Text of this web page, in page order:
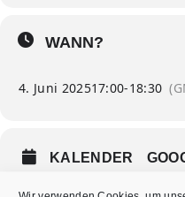
4. Juni 2025 // 17 Uhr
GPLB-Teamleiter der ÖGK
in der Kanzlei Raml und
und wertvolle Praxistipps zu
WANN?
4. Juni 202517:00-18:30
KALENDER